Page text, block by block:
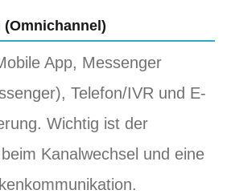
App, Messenger
Telefon/IVR und E-
Wichtig ist der
Kanalwechsel und eine